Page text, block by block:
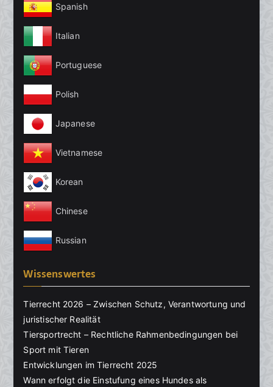
Spanish
Italian
Portuguese
Polish
Japanese
Vietnamese
Korean
Chinese
Russian
Wissenswertes
Tierrecht 2026 – Zwischen Schutz, Verantwortung und
juristischer Realität
Tiersportrecht – Rechtliche Rahmenbedingungen bei
Sport mit Tieren
Entwicklungen im Tierrecht 2025
Wann erfolgt die Einstufung eines Hundes als